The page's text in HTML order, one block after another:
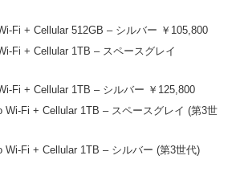
Fi + Cellular 512GB – シルバー ￥105,800
Fi + Cellular 1TB – スペースグレイ
Fi + Cellular 1TB – シルバー ￥125,800
Wi-Fi + Cellular 1TB – スペースグレイ (第3世
Wi-Fi + Cellular 1TB – シルバー (第3世代)